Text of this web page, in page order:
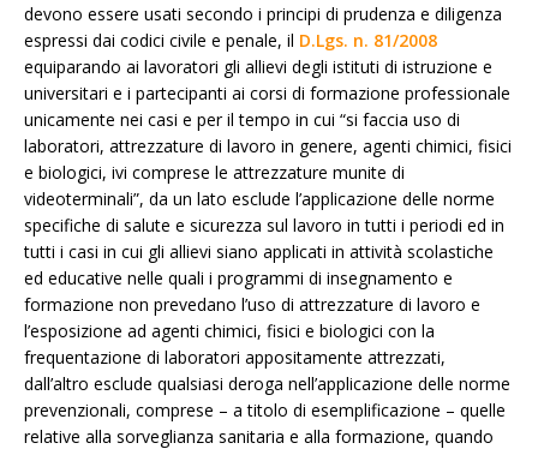
devono essere usati secondo i principi di prudenza e diligenza
espressi dai codici civile e penale, il D.Lgs. n. 81/2008
equiparando ai lavoratori gli allievi degli istituti di istruzione e
universitari e i partecipanti ai corsi di formazione professionale
unicamente nei casi e per il tempo in cui “si faccia uso di
laboratori, attrezzature di lavoro in genere, agenti chimici, fisici
e biologici, ivi comprese le attrezzature munite di
videoterminali”, da un lato esclude l’applicazione delle norme
specifiche di salute e sicurezza sul lavoro in tutti i periodi ed in
tutti i casi in cui gli allievi siano applicati in attività scolastiche
ed educative nelle quali i programmi di insegnamento e
formazione non prevedano l’uso di attrezzature di lavoro e
l’esposizione ad agenti chimici, fisici e biologici con la
frequentazione di laboratori appositamente attrezzati,
dall’altro esclude qualsiasi deroga nell’applicazione delle norme
prevenzionali, comprese – a titolo di esemplificazione – quelle
relative alla sorveglianza sanitaria e alla formazione, quando